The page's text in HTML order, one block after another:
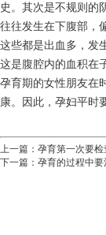
史。其次是不规则的
往往发生在下腹部，
这些都是出血多，发
这是腹腔内的血积在
孕育期的女性朋友在
康。因此，孕妇平时
上一篇： 孕育第一次要检
下一篇： 孕育的过程中要